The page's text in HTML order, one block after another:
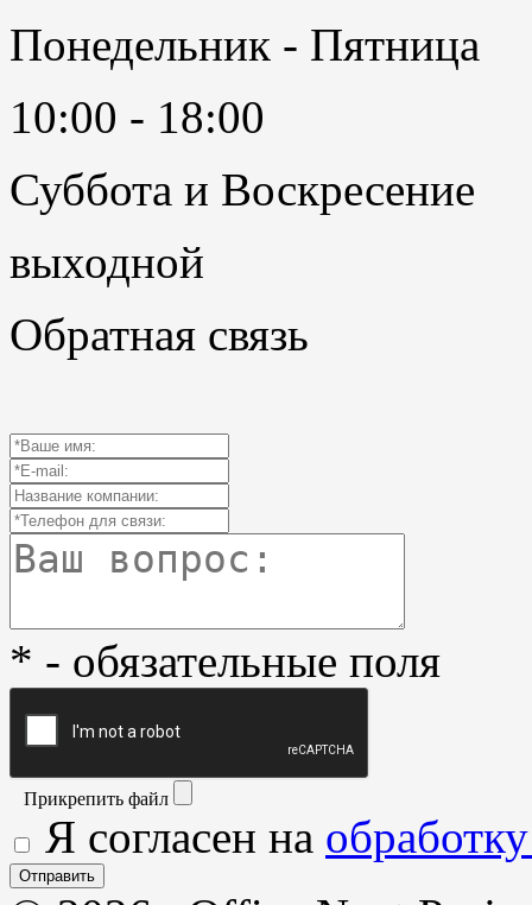
Понедельник - Пятница
10:00 - 18:00
Суббота и Воскресение
выходной
Обратная связь
* - обязательные поля
Прикрепить файл
Я согласен на